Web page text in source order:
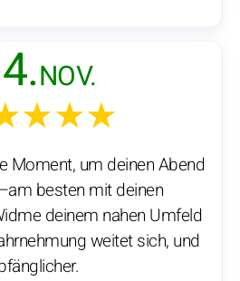
NOV.
Moment, um deinen Abend
besten mit deinen
deinem nahen Umfeld
weitet sich, und